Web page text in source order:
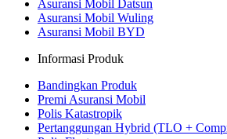
Asuransi Mobil Datsun
Asuransi Mobil Wuling
Asuransi Mobil BYD
Informasi Produk
Bandingkan Produk
Premi Asuransi Mobil
Polis Katastropik
Pertanggungan Hybrid (TLO +